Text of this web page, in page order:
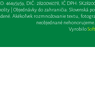
DIČ: 2820016078, IČ DPH:
| Objednávky do zahraničia: Slovenská
Akékoľvek rozmnožovanie textu,
neobjednané nehonorujeme.
Vyrobilo